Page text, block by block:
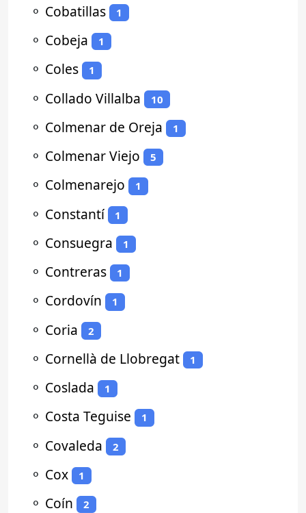
⚬ Cobatillas 1
⚬ Cobeja 1
⚬ Coles 1
⚬ Collado Villalba 10
⚬ Colmenar de Oreja 1
⚬ Colmenar Viejo 5
⚬ Colmenarejo 1
⚬ Constantí 1
⚬ Consuegra 1
⚬ Contreras 1
⚬ Cordovín 1
⚬ Coria 2
⚬ Cornellà de Llobregat 1
⚬ Coslada 1
⚬ Costa Teguise 1
⚬ Covaleda 2
⚬ Cox 1
⚬ Coín 2